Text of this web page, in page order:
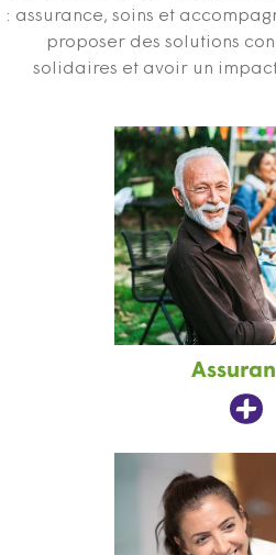
: assurance, soins et
proposer des solutions
solidaires et avoir un